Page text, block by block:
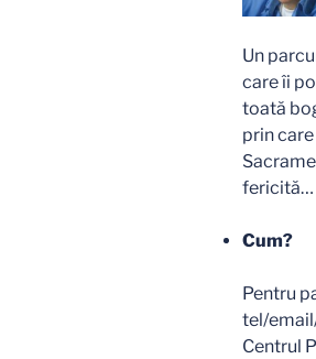
Un
care îi
toată
prin
fericită…
Cum?
Pentru
tel/
Centrul